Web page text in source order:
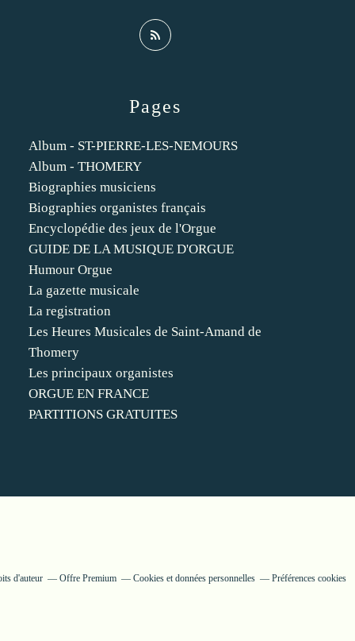
Pages
Album - ST-PIERRE-LES-NEMOURS
Album - THOMERY
Biographies musiciens
Biographies organistes français
Encyclopédie des jeux de l'Orgue
GUIDE DE LA MUSIQUE D'ORGUE
Humour Orgue
La gazette musicale
La registration
Les Heures Musicales de Saint-Amand de
Thomery
Les principaux organistes
ORGUE EN FRANCE
PARTITIONS GRATUITES
d'auteur Offre Premium Cookies et données personnelles Préférences cookies